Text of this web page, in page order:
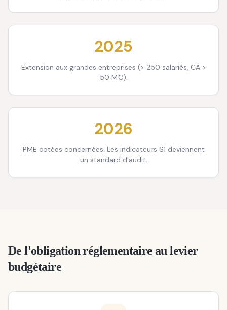
2025
Extension aux grandes entreprises (> 250 salariés, CA >
50 M€).
2026
PME cotées concernées. Les indicateurs S1 deviennent
un standard d'audit.
De l'obligation réglementaire au levier
budgétaire